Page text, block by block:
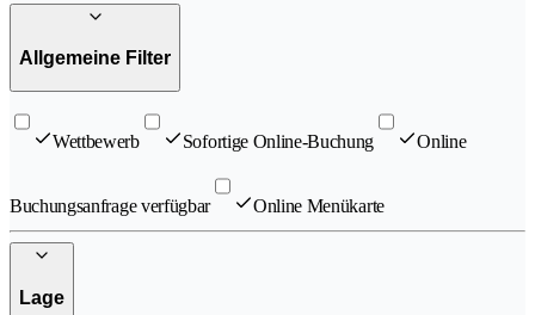
Allgemeine Filter
Wettbewerb Sofortige Online-Buchung Online
Buchungsanfrage verfügbar Online Menükarte
Lage